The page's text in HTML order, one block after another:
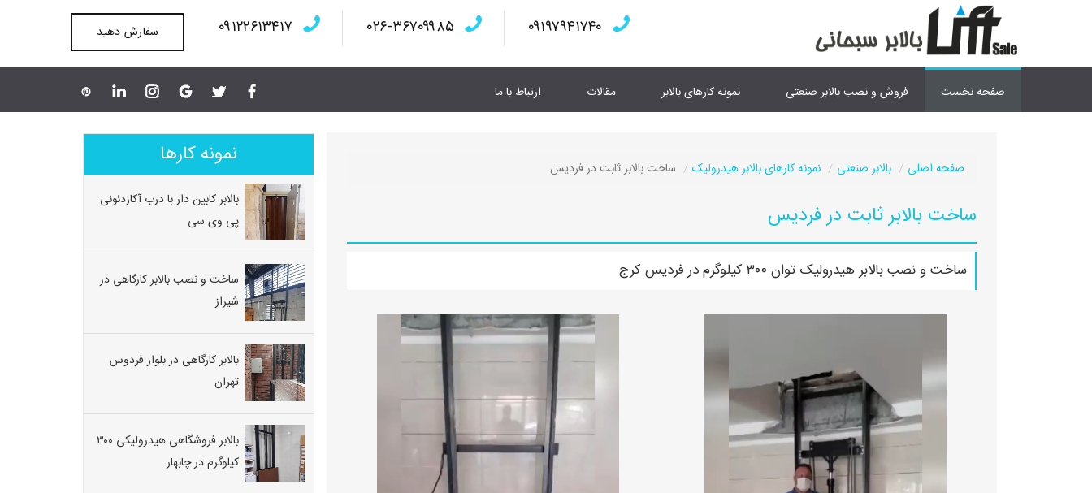
۰۹۱۹۷۹۴۱۷۴۰ ۰۲۶-۳۶۷۰۹۹۸۵ ۰۹۱۲۲۶۱۳۴۱۷ سفارش دهید
صفحه نخست فروش و نصب بالابر صنعتی نمونه کارهای بالابر مقالات ارتباط با ما
صفحه اصلی بالابر صنعتی نمونه کارهای بالابر هیدرولیک ساخت بالابر ثابت در فردیس
ساخت بالابر ثابت در فردیس
ساخت و نصب بالابر هیدرولیک توان ۳۰۰ کیلوگرم در فردیس کرج
نمونه کارها
بالابر کابین دار با درب آکاردئونی
پی وی سی
ساخت و نصب بالابر کارگاهی در
شیراز
بالابر کارگاهی در بلوار فردوس
تهران
بالابر فروشگاهی هیدرولیکی ۳۰۰
کیلوگرم در چابهار